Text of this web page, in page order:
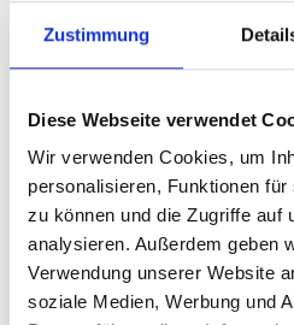
Zustimmung
Diese Webseite verwendet
Wir verwenden Cookies, um
personalisieren, Funktionen
zu können und die Zugriffe auf
analysieren. Außerdem geben
Verwendung unserer Website
soziale Medien, Werbung und
April 2026
Das Musikkabarett "Auf
mit Lucy van Kuhl
2025/2026 des
Samstagabend, dem